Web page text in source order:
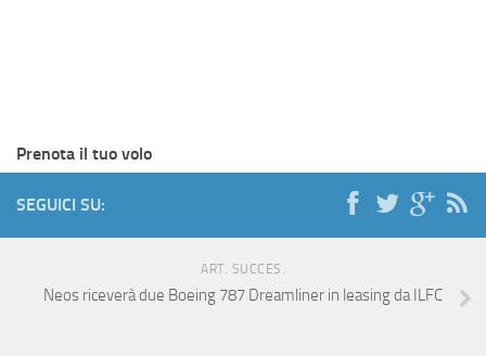
Prenota il tuo volo
SEGUICI SU:
ART. SUCCES.
Neos riceverà due Boeing 787 Dreamliner in leasing da ILFC